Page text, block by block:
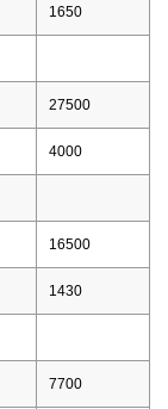
1650
27500
4000
16500
1430
7700